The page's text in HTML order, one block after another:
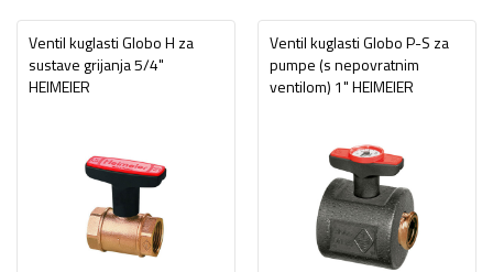
Ventil kuglasti Globo H za
sustave grijanja 5/4"
HEIMEIER
Ventil kuglasti Globo P-S za
pumpe (s nepovratnim
ventilom) 1" HEIMEIER